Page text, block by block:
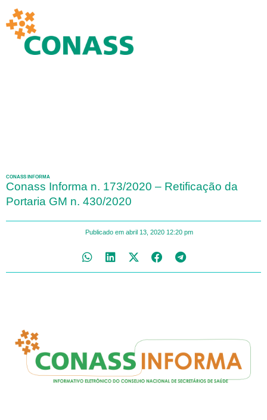
CONASS INFORMA
Conass Informa n. 173/2020 – Retificação da
Portaria GM n. 430/2020
Publicado em abril 13, 2020 12:20 pm